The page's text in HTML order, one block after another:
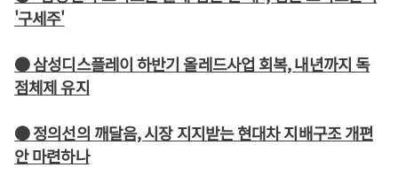
'구세주'
● 삼성디스플레이 하반기 올레드사업 회복, 내년까지 독
점체제 유지
● 정의선의 깨달음, 시장 지지받는 현대차 지배구조 개편
안 마련하나